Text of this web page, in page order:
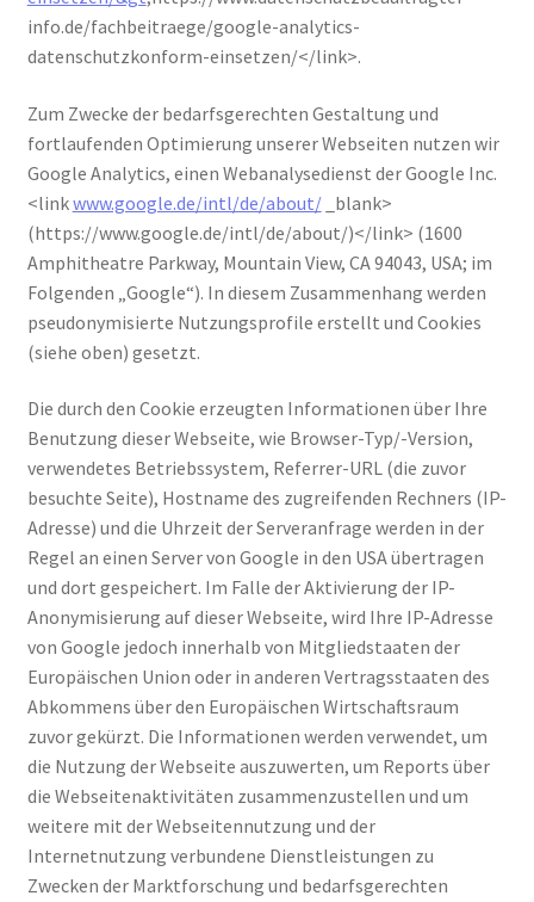
info.de/fachbeitraege/google-analytics-
datenschutzkonform-einsetzen/</link>.
Zum Zwecke der bedarfsgerechten Gestaltung und
fortlaufenden Optimierung unserer Webseiten nutzen wir
Google Analytics, einen Webanalysedienst der Google Inc.
<linkwww.google.de/intl/de/about/_blank>
(https://www.google.de/intl/de/about/)</link> (1600
Amphitheatre Parkway, Mountain View, CA 94043, USA; im
Folgenden „Google“). In diesem Zusammenhang werden
pseudonymisierte Nutzungsprofile erstellt und Cookies
(siehe oben) gesetzt.
Die durch den Cookie erzeugten Informationen über Ihre
Benutzung dieser Webseite, wie Browser-Typ/-Version,
verwendetes Betriebssystem, Referrer-URL (die zuvor
besuchte Seite), Hostname des zugreifenden Rechners (IP-
Adresse) und die Uhrzeit der Serveranfrage werden in der
Regel an einen Server von Google in den USA übertragen
und dort gespeichert. Im Falle der Aktivierung der IP-
Anonymisierung auf dieser Webseite, wird Ihre IP-Adresse
von Google jedoch innerhalb von Mitgliedstaaten der
Europäischen Union oder in anderen Vertragsstaaten des
Abkommens über den Europäischen Wirtschaftsraum
zuvor gekürzt. Die Informationen werden verwendet, um
die Nutzung der Webseite auszuwerten, um Reports über
die Webseitenaktivitäten zusammenzustellen und um
weitere mit der Webseitennutzung und der
Internetnutzung verbundene Dienstleistungen zu
Zwecken der Marktforschung und bedarfsgerechten